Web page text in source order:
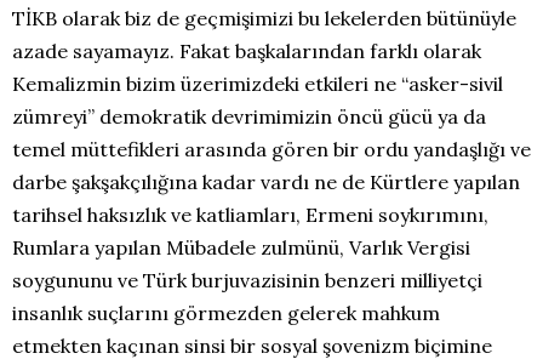
TİKB olarak biz de geçmişimizi bu lekelerden bütünüyle
azade sayamayız. Fakat başkalarından farklı olarak
Kemalizmin bizim üzerimizdeki etkileri ne “asker-sivil
zümreyi” demokratik devrimimizin öncü gücü ya da
temel müttefikleri arasında gören bir ordu yandaşlığı ve
darbe şakşakçılığına kadar vardı ne de Kürtlere yapılan
tarihsel haksızlık ve katliamları, Ermeni soykırımını,
Rumlara yapılan Mübadele zulmünü, Varlık Vergisi
soygununu ve Türk burjuvazisinin benzeri milliyetçi
insanlık suçlarını görmezden gelerek mahkum
etmekten kaçınan sinsi bir sosyal şovenizm biçimine